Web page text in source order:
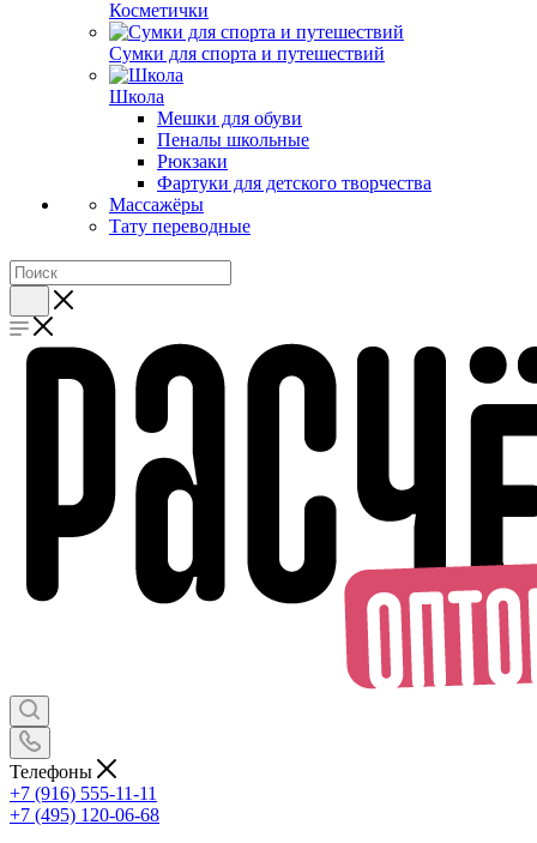
Косметички
Сумки для спорта и путешествий
Школа
Мешки для обуви
Пеналы школьные
Рюкзаки
Фартуки для детского творчества
Массажёры
Тату переводные
Телефоны
+7 (916) 555-11-11
+7 (495) 120-06-68